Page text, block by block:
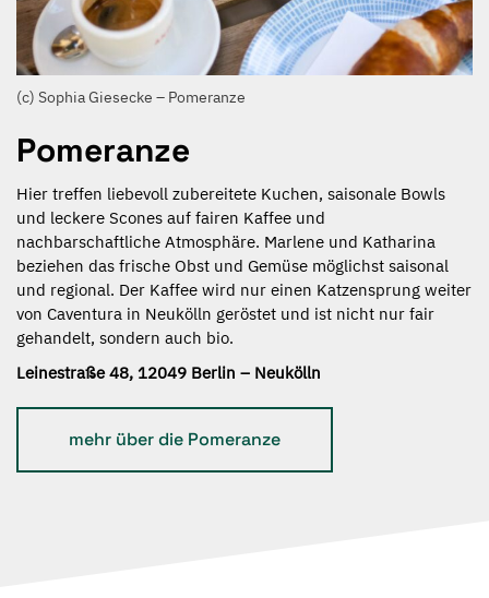
Pomeranze
Hier treffen liebevoll zubereitete Kuchen, saisonale Bowls
und leckere Scones auf fairen Kaffee und
nachbarschaftliche Atmosphäre. Marlene und Katharina
beziehen das frische Obst und Gemüse möglichst saisonal
und regional. Der Kaffee wird nur einen Katzensprung weiter
von Caventura in Neukölln geröstet und ist nicht nur fair
gehandelt, sondern auch bio.
Leinestraße 48, 12049 Berlin – Neukölln
mehr über die Pomeranze
(c) Sophia Giesecke – Pomeranze